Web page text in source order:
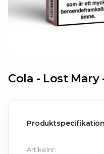
Cola - Lost Mary
Artikelnr: